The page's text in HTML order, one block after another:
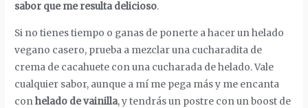
sabor que me resulta delicioso.
Si no tienes tiempo o ganas de ponerte a hacer un helado
vegano casero, prueba a mezclar una cucharadita de
crema de cacahuete con una cucharada de helado. Vale
cualquier sabor, aunque a mí me pega más y me encanta
conhelado de vainilla, y tendrás un postre con un boost de